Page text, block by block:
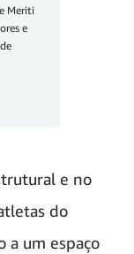
Meriti
e
e no
do
a um espaço